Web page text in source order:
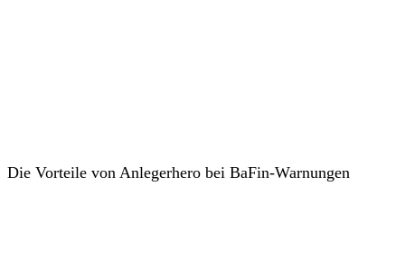
Die Vorteile von Anlegerhero bei BaFin-Warnungen